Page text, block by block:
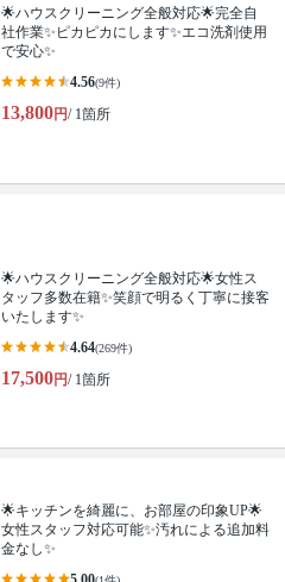
🌟ハウスクリーニング全般対応🌟完全自
社作業✨️ピカピカにします✨️エコ洗剤使用
で安心✨
4.56(9件)
13,800円/ 1箇所
🌟ハウスクリーニング全般対応🌟女性ス
タッフ多数在籍✨笑顔で明るく丁寧に接客
いたします✨
4.64(269件)
17,500円/ 1箇所
🌟キッチンを綺麗に、お部屋の印象UP🌟
女性スタッフ対応可能✨汚れによる追加料
金なし✨